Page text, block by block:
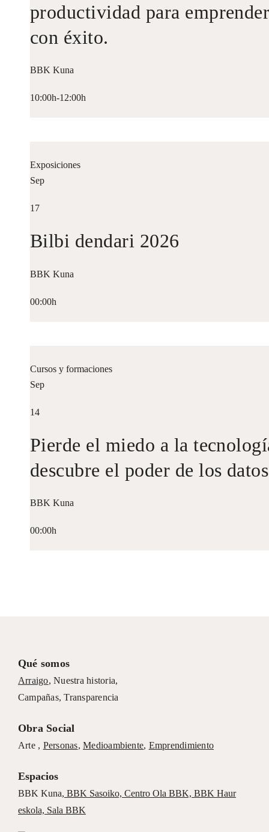
productividad para
con éxito.
BBK Kuna
10:00h-12:00h
Exposiciones
Sep
17
Bilbi dendari 2026
BBK Kuna
00:00h
Cursos y formaciones
Sep
14
Pierde el miedo a la
descubre el poder de los datos
BBK Kuna
00:00h
Qué somos
Arraigo,Nuestra historia,
Campañas, Transparencia
Obra Social
Arte , Personas,Medioambiente, Emprendimiento
Espacios
BBK Kuna, BBK Sasoiko, Centro Ola BBK, BBK Haur
eskola, Sala BBK